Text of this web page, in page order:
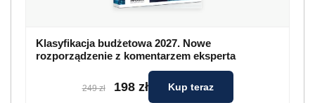
Klasyfikacja budżetowa 2027. Nowe
rozporządzenie z komentarzem eksperta
249 zł 198 zł Kup teraz